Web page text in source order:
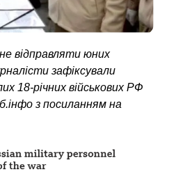
відправляти юних
зафіксували
18-річних військових РФ
з посиланням на